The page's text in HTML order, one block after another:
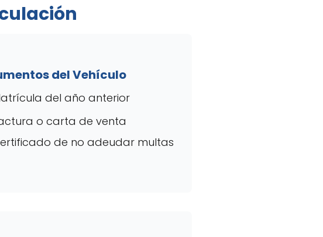
del Vehículo
del año anterior
o carta de venta
de no adeudar multas